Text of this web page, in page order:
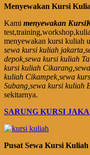
Menyewakan Kursi
Kami menyewakan
menyewakan kursi kuliah
sewa kursi kuliah
depok,sewa kursi kuliah
kursi kuliah
kuliah Cikampek,sewa
Subang,sewa kursi kuliah
sekitarnya.
SARUNG KURSI
Pusat Sewa Kursi